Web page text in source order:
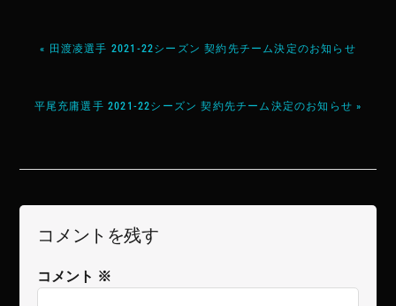
« 田渡凌選手 2021-22シーズン 契約先チーム決定のお知らせ
平尾充庸選手 2021-22シーズン 契約先チーム決定のお知らせ »
コメントを残す
コメント ※